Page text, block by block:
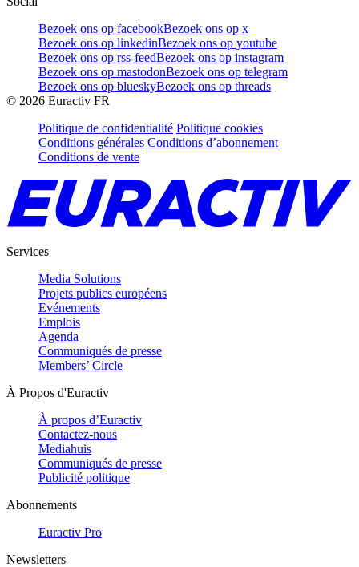
Bezoek ons op facebookBezoek ons op x
Bezoek ons op linkedinBezoek ons op youtube
Bezoek ons op rss-feedBezoek ons op instagram
Bezoek ons op mastodonBezoek ons op telegram
Bezoek ons op blueskyBezoek ons op threads
© 2026 Euractiv FR
Politique de confidentialité Politique cookies
Conditions générales Conditions d’abonnement
Conditions de vente
Services
Media Solutions
Projets publics européens
Evénements
Emplois
Agenda
Communiqués de presse
Members’ Circle
À Propos d'Euractiv
À propos d’Euractiv
Contactez-nous
Mediahuis
Communiqués de presse
Publicité politique
Abonnements
Euractiv Pro
Newsletters